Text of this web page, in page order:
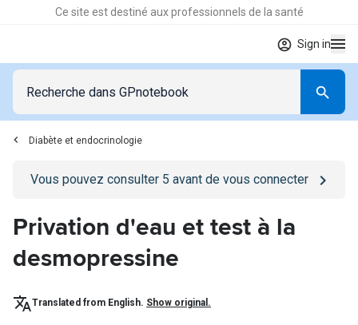
Ce site est destiné aux professionnels de la santé
Sign in
Diabète et endocrinologie
Go to/se-connecterpage
Vous pouvez consulter 5 avant de vous connecter
Privation d'eau et test à la
desmopressine
Translated from English. Show original.